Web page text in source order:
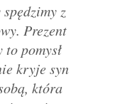
z
Prezent
pomysł
kryje syn
która